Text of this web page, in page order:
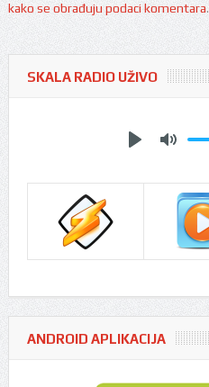
kako se obrađuju podaci komentara.
SKALA RADIO UŽIVO
ANDROID APLIKACIJA